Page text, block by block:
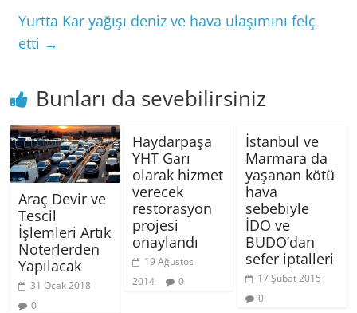
Yurtta Kar yağışı deniz ve hava ulaşımını felç
etti →
Bunları da sevebilirsiniz
Araç Devir ve
Tescil
İşlemleri Artık
Noterlerden
Yapılacak
31 Ocak 2018
0
Haydarpaşa
YHT Garı
olarak hizmet
verecek
restorasyon
projesi
onaylandı
19 Ağustos
2014
0
İstanbul ve
Marmara da
yaşanan kötü
hava
sebebiyle
İDO ve
BUDO’dan
sefer iptalleri
17 Şubat 2015
0